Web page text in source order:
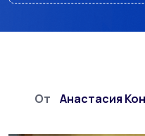
От Анастасия